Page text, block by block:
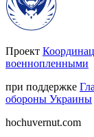
Проект
военнопленными
при поддержке
обороны Украины
hochuvernut.com